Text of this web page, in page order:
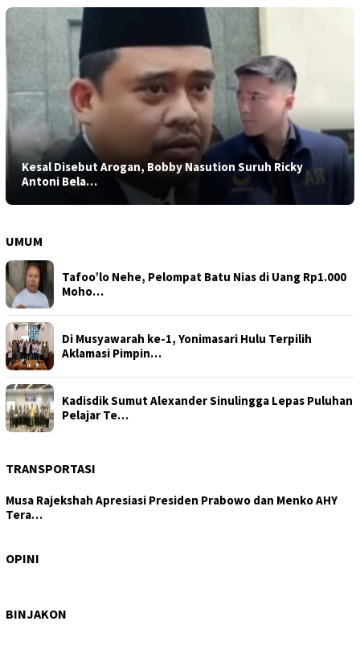
Kesal Disebut Arogan, Bobby Nasution Suruh Ricky
Antoni Bela…
UMUM
Tafoo’lo Nehe, Pelompat Batu Nias di Uang Rp1.000
Moho…
Di Musyawarah ke-1, Yonimasari Hulu Terpilih
Aklamasi Pimpin…
Kadisdik Sumut Alexander Sinulingga Lepas Puluhan
Pelajar Te…
TRANSPORTASI
Musa Rajekshah Apresiasi Presiden Prabowo dan Menko AHY
Tera…
OPINIDPRD Samo…
BINJAKON
Perdagangan, Invest…